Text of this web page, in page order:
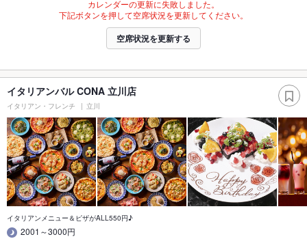
カレンダーの更新に失敗しました。
下記ボタンを押して空席状況を更新してください。
空席状況を更新する
イタリアンバル CONA 立川店
イタリアン・フレンチ 立川
イタリアンメニュー＆ピザがALL550円♪
2001～3000円